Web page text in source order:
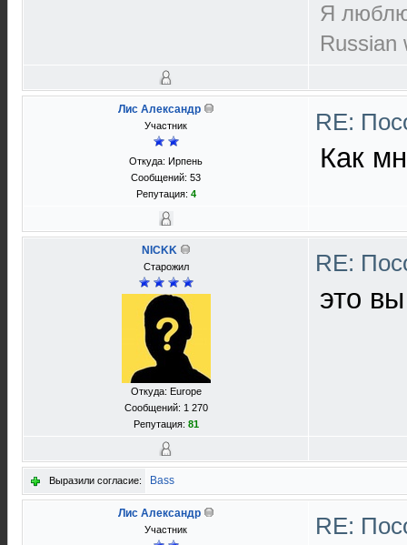
Я люблю
Russian
Лис Александр
Участник
Откуда: Ирпень
Сообщений: 53
Репутация: 4
RE:
Как
NICKK
Старожил
Откуда: Europe
Сообщений: 1 270
Репутация: 81
RE:
это
Выразили согласие: Bass
Лис Александр
Участник RE: